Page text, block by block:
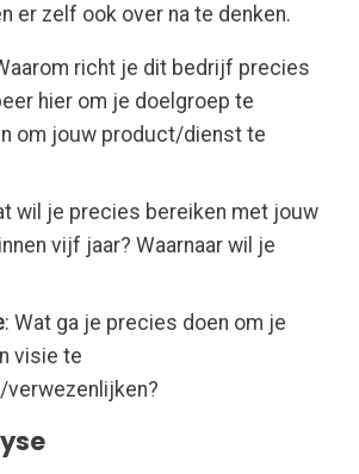
er zelf ook over na te denken.
richt je dit bedrijf precies
hier om je doelgroep te
om jouw product/dienst te
wil je precies bereiken met jouw
vijf jaar? Waarnaar wil je
: Wat ga je precies doen om je
visie te
verwezenlijken?